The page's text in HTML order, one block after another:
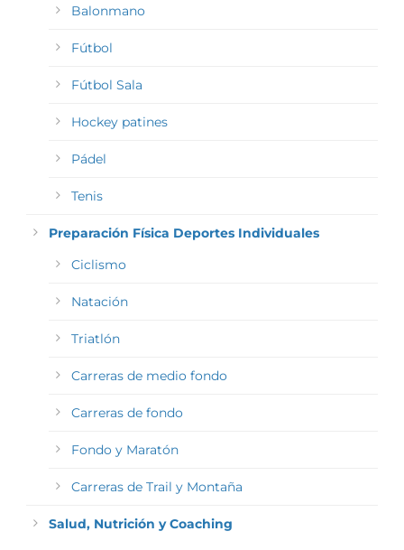
Balonmano
Fútbol
Fútbol Sala
Hockey patines
Pádel
Tenis
Preparación Física Deportes Individuales
Ciclismo
Natación
Triatlón
Carreras de medio fondo
Carreras de fondo
Fondo y Maratón
Carreras de Trail y Montaña
Salud, Nutrición y Coaching